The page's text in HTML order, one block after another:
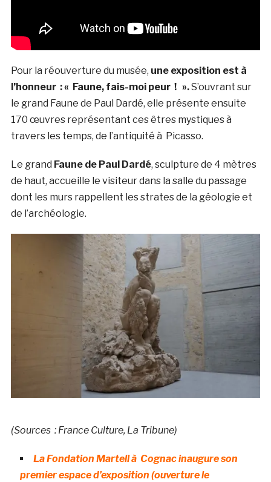
Pour la réouverture du musée, une exposition est à
l’honneur : « Faune, fais-moi peur ! ».S’ouvrant sur
le grand Faune de Paul Dardé, elle présente ensuite
170 œuvres représentant ces êtres mystiques à
travers les temps, de l’antiquité à Picasso.
Le grand Faune de Paul Dardé, sculpture de 4 mètres
de haut, accueille le visiteur dans la salle du passage
dont les murs rappellent les strates de la géologie et
de l’archéologie.
(Sources : France Culture, La Tribune)
La Fondation Martell à Cognac inaugure son
premier espace d’exposition (ouverture le